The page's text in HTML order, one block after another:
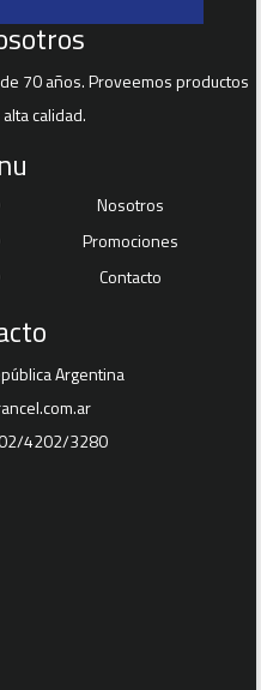
70 años. Proveemos productos
calidad.
Nosotros
Promociones
Contacto
Argentina
4202/3280